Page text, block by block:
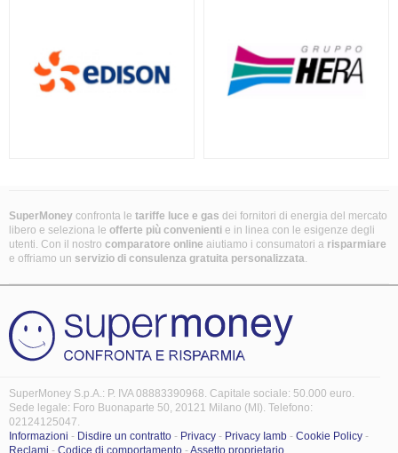
SuperMoney confronta le tariffe luce e gas dei fornitori di energia del mercato
libero e seleziona le offerte più convenienti e in linea con le esigenze degli
utenti. Con il nostro comparatore online aiutiamo i consumatori a risparmiare
e offriamo un servizio di consulenza gratuita personalizzata.
SuperMoney S.p.A.: P. IVA 08883390968. Capitale sociale: 50.000 euro.
Sede legale: Foro Buonaparte 50, 20121 Milano (MI). Telefono:
02124125047.
Informazioni - Disdire un contratto - Privacy - Privacy Iamb - Cookie Policy -